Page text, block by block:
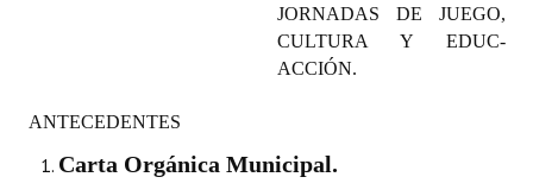
Constitución Provincial
Carta Orgánica 2007
JORNADAS DE JUEGO,
CULTURA Y EDUC-
ACCIÓN.
ANTECEDENTES
Carta Orgánica Municipal.